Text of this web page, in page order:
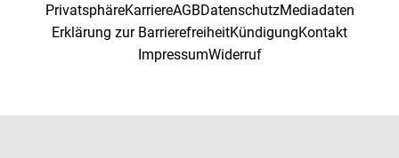
PrivatsphäreKarriereAGBDatenschutzMediadaten
Erklärung zur BarrierefreiheitKündigungKontakt
ImpressumWiderruf